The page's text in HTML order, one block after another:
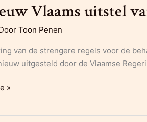
Vlaams uitstel
Toon Penen
van de strengere regels voor de
uitgesteld door de Vlaamse
»